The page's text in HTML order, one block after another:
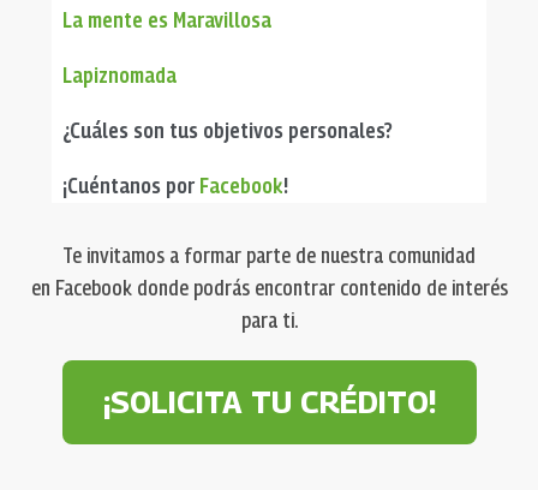
La mente es Maravillosa
Lapiznomada
¿Cuáles son tus objetivos personales?
¡Cuéntanos por Facebook!
Te invitamos a formar parte de nuestra comunidad
en Facebook donde podrás encontrar contenido de interés
para ti.
¡SOLICITA TU CRÉDITO!